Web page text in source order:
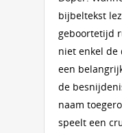
bijbeltekst
geboortetijd
niet enkel de
een
de
naam
speelt een